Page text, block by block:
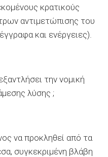
κρατικούς
αντιμετώπισης του
και ενέργειες).
την νομική
λύσης ;
να προκληθεί από τα
συγκεκριμένη βλάβη